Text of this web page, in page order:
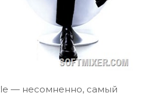
— несомненно, самый